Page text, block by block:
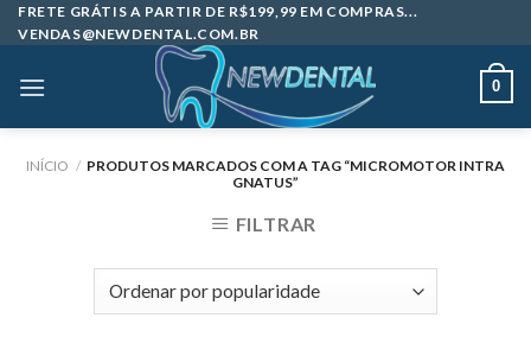
Skip
to
FRETE GRÁTIS A PARTIR DE R$199,99 EM COMPRAS...
VENDAS@NEWDENTAL.COM.BR
0
INÍCIO / PRODUTOS MARCADOS COM A TAG “MICROMOTOR INTRA
GNATUS”
FILTRAR